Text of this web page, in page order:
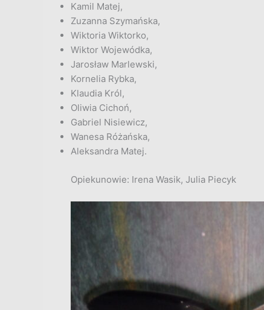
Kamil Matej,
Zuzanna Szymańska,
Wiktoria Wiktorko,
Wiktor Wojewódka,
Jarosław Marlewski,
Kornelia Rybka,
Klaudia Król,
Oliwia Cichoń,
Gabriel Nisiewicz,
Wanesa Różańska,
Aleksandra Matej.
Opiekunowie: Irena Wasik, Julia Piecyk